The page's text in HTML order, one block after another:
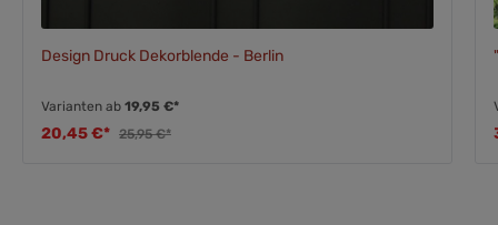
Design Druck Dekorblende - Berlin
Varianten ab19,95 €*
20,45 €* 25,95 €*